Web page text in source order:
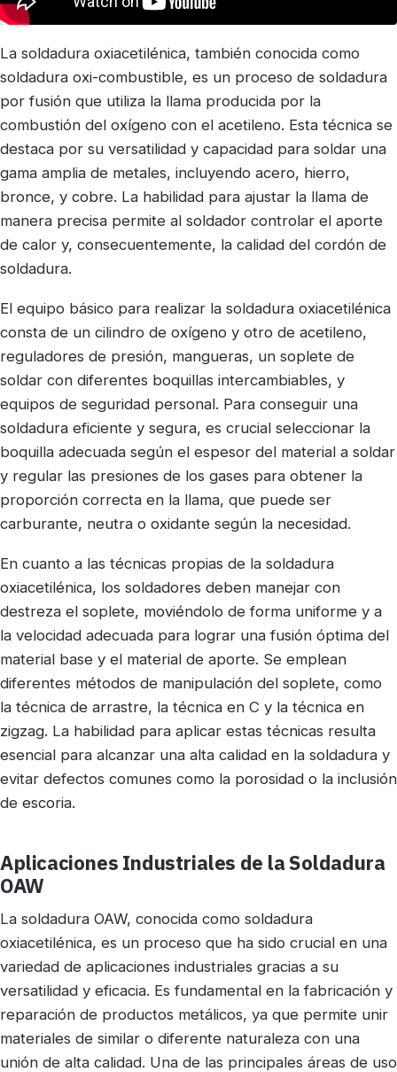
La soldadura oxiacetilénica, también conocida como
soldadura oxi-combustible, es un proceso de soldadura
por fusión que utiliza la llama producida por la
combustión del oxígeno con el acetileno. Esta técnica se
destaca por su versatilidad y capacidad para soldar una
gama amplia de metales, incluyendo acero, hierro,
bronce, y cobre. La habilidad para ajustar la llama de
manera precisa permite al soldador controlar el aporte
de calor y, consecuentemente, la calidad del cordón de
soldadura.
El equipo básico para realizar la soldadura oxiacetilénica
consta de un cilindro de oxígeno y otro de acetileno,
reguladores de presión, mangueras, un soplete de
soldar con diferentes boquillas intercambiables, y
equipos de seguridad personal. Para conseguir una
soldadura eficiente y segura, es crucial seleccionar la
boquilla adecuada según el espesor del material a soldar
y regular las presiones de los gases para obtener la
proporción correcta en la llama, que puede ser
carburante, neutra o oxidante según la necesidad.
En cuanto a las técnicas propias de la soldadura
oxiacetilénica, los soldadores deben manejar con
destreza el soplete, moviéndolo de forma uniforme y a
la velocidad adecuada para lograr una fusión óptima del
material base y el material de aporte. Se emplean
diferentes métodos de manipulación del soplete, como
la técnica de arrastre, la técnica en C y la técnica en
zigzag. La habilidad para aplicar estas técnicas resulta
esencial para alcanzar una alta calidad en la soldadura y
evitar defectos comunes como la porosidad o la inclusión
de escoria.
Aplicaciones Industriales de la Soldadura
OAW
La soldadura OAW, conocida como soldadura
oxiacetilénica, es un proceso que ha sido crucial en una
variedad de aplicaciones industriales gracias a su
versatilidad y eficacia. Es fundamental en la fabricación y
reparación de productos metálicos, ya que permite unir
materiales de similar o diferente naturaleza con una
unión de alta calidad. Una de las principales áreas de uso